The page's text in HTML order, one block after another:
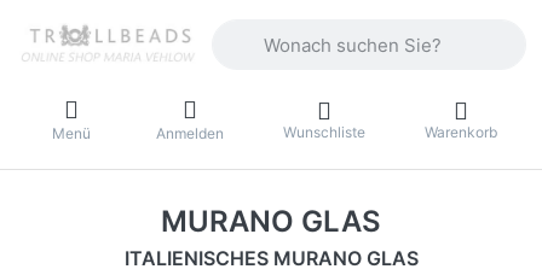
Menü Anmelden Wunschliste Warenkorb
MURANO GLAS
ITALIENISCHES MURANO GLAS